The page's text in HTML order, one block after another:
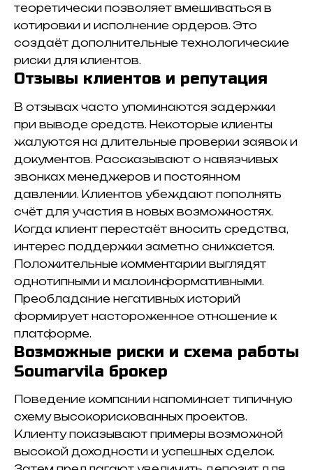
теоретически позволяет вмешиваться в
котировки и исполнение ордеров. Это
создаёт дополнительные технологические
риски для клиентов.
Отзывы клиентов и репутация
В отзывах часто упоминаются задержки
при выводе средств. Некоторые клиенты
жалуются на длительные проверки заявок и
документов. Рассказывают о навязчивых
звонках менеджеров и постоянном
давлении. Клиентов убеждают пополнять
счёт для участия в новых возможностях.
Когда клиент перестаёт вносить средства,
интерес поддержки заметно снижается.
Положительные комментарии выглядят
однотипными и малоинформативными.
Преобладание негативных историй
формирует настороженное отношение к
платформе.
Возможные риски и схема работы
Soumarvila брокер
Поведение компании напоминает типичную
схему высокорискованных проектов.
Клиенту показывают примеры возможной
высокой доходности и успешных сделок.